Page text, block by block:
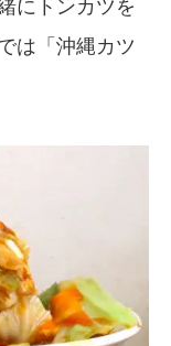
にトンカツを
は「沖縄カツ